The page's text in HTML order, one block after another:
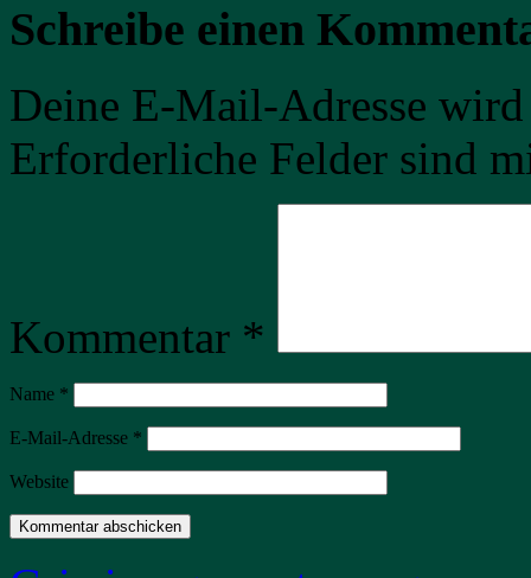
Schreibe einen
Deine E-Mail-Adresse
Erforderliche Felder sind
Kommentar *
Name *
E-Mail-Adresse *
Website